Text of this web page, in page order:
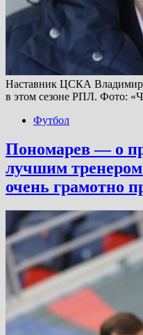
Наставник ЦСКА Владимир
в этом сезоне РПЛ. Фото:
Футбол
Пономарев — о
лучшим
очень грамотно